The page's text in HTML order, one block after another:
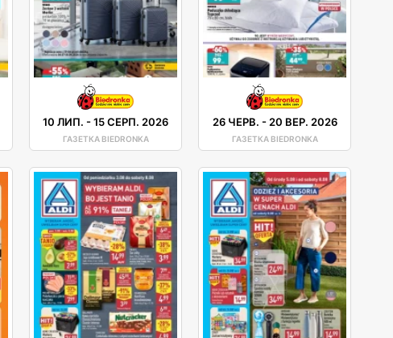
10 ЛИП. -15 СЕРП. 2026
ГАЗЕТКА BIEDRONKA
26 ЧЕРВ. - 20 ВЕР. 2026
ГАЗЕТКА BIEDRONKA